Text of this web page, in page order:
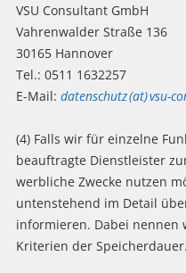
VSU Consultant GmbH
Vahrenwalder Straße 136
30165 Hannover
Tel.: 0511 1632257
E-Mail: datenschutz (at) vsu-
(4) Falls wir für einzelne
beauftragte Dienstleister
werbliche Zwecke nutzen
untenstehend im Detail
informieren. Dabei nennen
Kriterien der Speicherdauer.